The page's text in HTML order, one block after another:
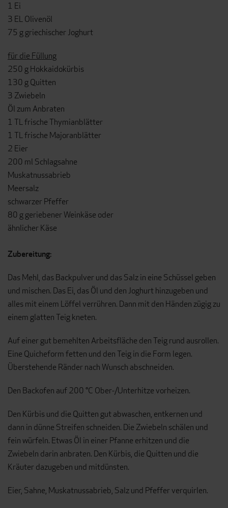
1 Ei
3 EL Olivenöl
75 g griechischer Joghurt
für die Füllung
250 g Hokkaidokürbis
130 g Quitten
3 Zwiebeln
Öl zum Anbraten
1 TL frische Thymianblätter
1 TL frische Majoranblätter
2 Eier
200 ml Schlagsahne
Muskatnussabrieb
Meersalz
schwarzer Pfeffer
80 g geriebener Weinkäse oder
ähnlicher Käse
Zubereitung:
Das Mehl, das Backpulver und das Salz in eine Schüssel geben
und mischen. Das Ei, das Öl und den Joghurt hinzugeben und
alles mit einem Löffel verrühren. Dann mit den Händen zügig zu
einem glatten Teig kneten.
Auf einer gut bemehlten Arbeitsfläche den Teig rund ausrollen.
Eine Quicheform fetten und den Teig in die Form legen.
Überstehende Ränder nach Wunsch abschneiden.
Den Backofen auf 200 °C Ober-/Unterhitze vorheizen.
Den Kürbis und die Quitten gut abwaschen, entkernen und
dann in dünne Streifen schneiden. Die Zwiebeln schälen und
fein würfeln. Etwas Öl in einer Pfanne erhitzen und die
Zwiebeln darin anbraten. Den Kürbis, die Quitten und die
Kräuter dazugeben und mitdünsten.
Eier, Sahne, Muskatnussabrieb, Salz und Pfeffer verquirlen.